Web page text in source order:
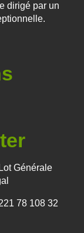
dirigé par un
Générale
78 108 32